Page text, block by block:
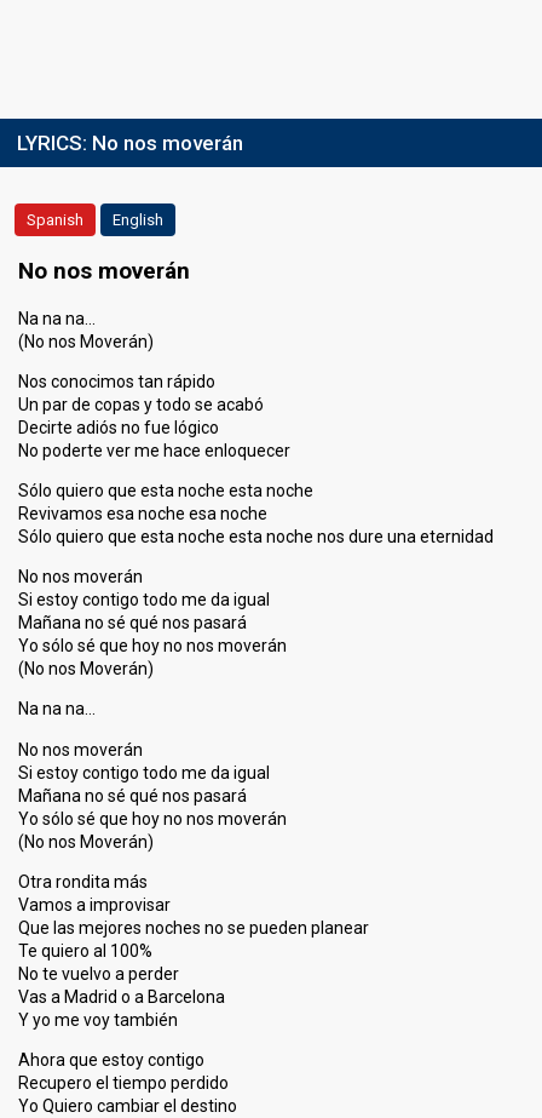
LYRICS: No nos moverán
Spanish English
No nos moverán
Na na na…
(No nos Moverán)
Nos conocimos tan rápido
Un par de copas y todo se acabó
Decirte adiós no fue lógico
No poderte ver me hace enloquecer
Sólo quiero que esta noche esta noche
Revivamos esa noche esa noche
Sólo quiero que esta noche esta noche nos dure una eternidad
No nos moverán
Si estoy contigo todo me da igual
Mañana no sé qué nos pasará
Yo sólo sé que hoy no nos moverán
(No nos Moverán)
Na na na…
No nos moverán
Si estoy contigo todo me da igual
Mañana no sé qué nos pasará
Yo sólo sé que hoy no nos moverán
(No nos Moverán)
Otra rondita más
Vamos a improvisar
Que las mejores noches no se pueden planear
Te quiero al 100%
No te vuelvo a perder
Vas a Madrid o a Barcelona
Y yo me voy también
Ahora que estoy contigo
Recupero el tiempo perdido
Yo Quiero cambiar el destino